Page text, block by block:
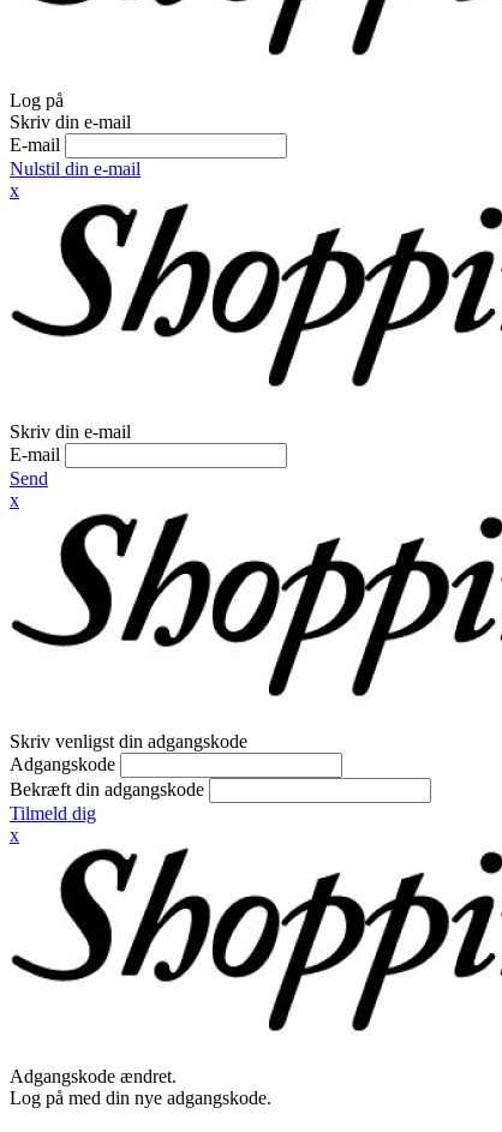
Log på
Skriv din e-mail
E-mail
Nulstil din e-mail
x
Skriv din e-mail
E-mail
Send
x
Skriv venligst din adgangskode
Adgangskode
Bekræft din adgangskode
Tilmeld dig
x
Adgangskode ændret.
Log på med din nye adgangskode.